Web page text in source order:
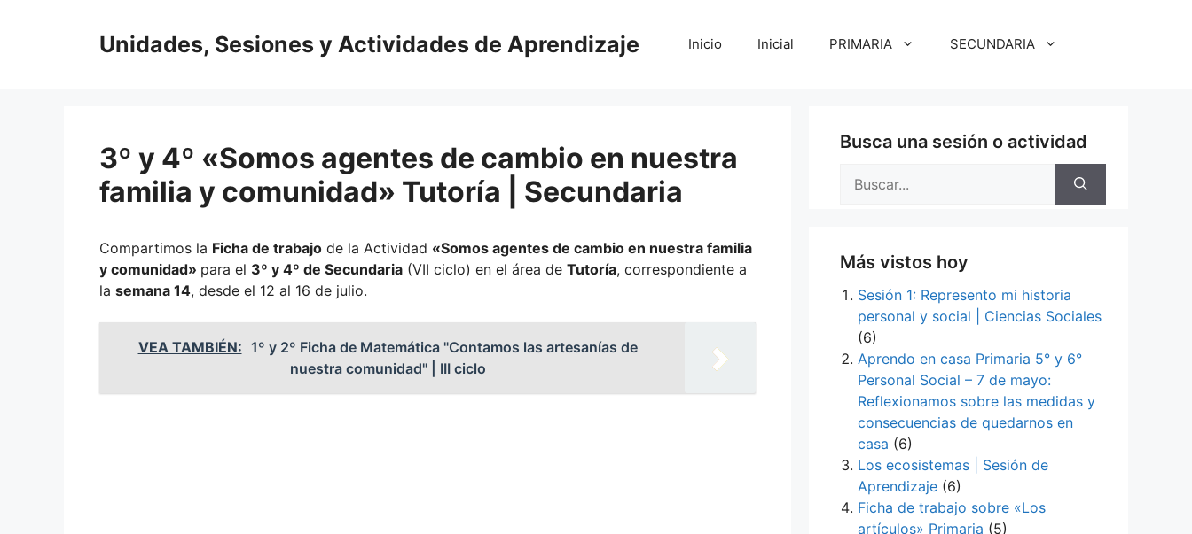
Unidades, Sesiones y Actividades de Aprendizaje Inicio Inicial PRIMARIA SECUNDARIA
3º y 4º «Somos agentes de cambio en nuestra
familia y comunidad» Tutoría | Secundaria
Compartimos la Ficha de trabajo de la Actividad «Somos agentes de cambio en nuestra familia
y comunidad» para el 3º y 4º de Secundaria (VII ciclo) en el área de Tutoría, correspondiente a
la semana 14, desde el 12 al 16 de julio.
VEA TAMBIÉN: 1º y 2º Ficha de Matemática "Contamos las artesanías de
nuestra comunidad" | III ciclo
Busca una sesión o actividad
Más vistos hoy
Sesión 1: Represento mi historia
personal y social | Ciencias Sociales
(6)
Aprendo en casa Primaria 5° y 6°
Personal Social – 7 de mayo:
Reflexionamos sobre las medidas y
consecuencias de quedarnos en
casa (6)
Los ecosistemas | Sesión de
Aprendizaje (6)
Ficha de trabajo sobre «Los
artículos» Primaria (5)